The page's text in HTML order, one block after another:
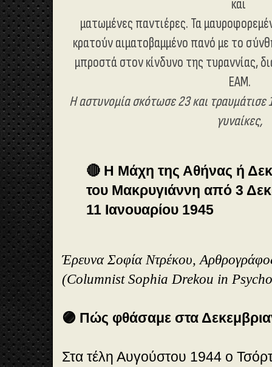
και
ματωμένες παντιέρες. Τα
κρατούν αιματοβαμμένο πανό με το
μπροστά στον κίνδυνο της τυραννίας,
ΕΑΜ.
Η αστυνομίασκότωσε23 και τραυμάτισε
γυναίκες,
🔴 Η Μάχη της Αθήνας ή
του Μακρυγιάννη από 3
11 Ιανουαρίου 1945
Έρευνα Σοφία Ντρέκου,
(Columnist Sophia Drekou in
🟣 Πώς φθάσαμε στα
Στα τέλη Αυγούστου 1944 ο